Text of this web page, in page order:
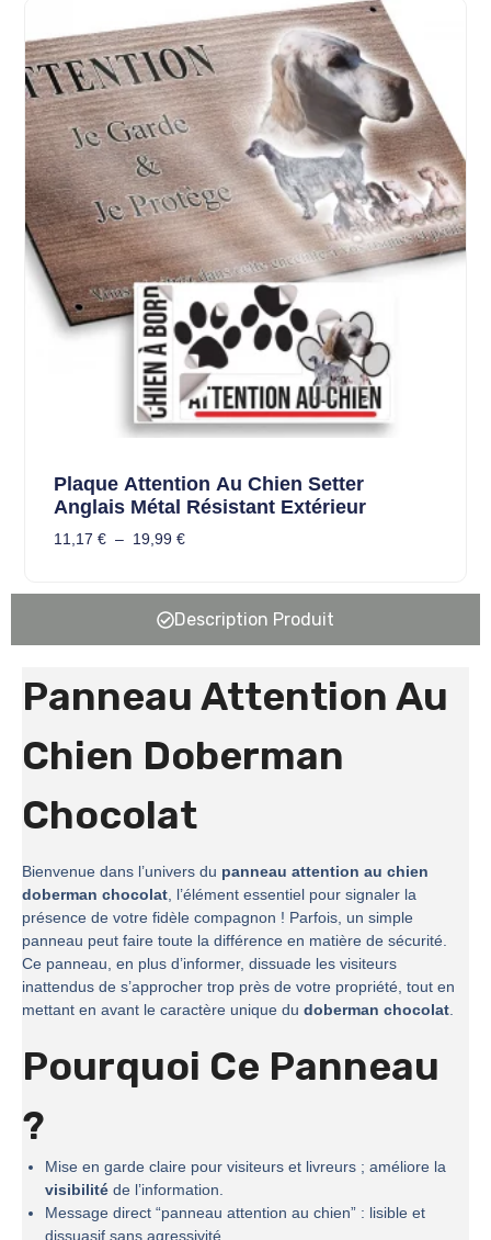
Plaque Attention Au Chien Setter
Anglais Métal Résistant Extérieur
11,17 € – 19,99 €
Description Produit
Panneau Attention Au
Chien Doberman
Chocolat
Bienvenue dans l’univers du panneau attention au chien
doberman chocolat, l’élément essentiel pour signaler la
présence de votre fidèle compagnon ! Parfois, un simple
panneau peut faire toute la différence en matière de sécurité.
Ce panneau, en plus d’informer, dissuade les visiteurs
inattendus de s’approcher trop près de votre propriété, tout en
mettant en avant le caractère unique du doberman chocolat.
Pourquoi Ce Panneau
?
Mise en garde claire pour visiteurs et livreurs ; améliore la
visibilité de l’information.
Message direct “panneau attention au chien” : lisible et
dissuasif sans agressivité.